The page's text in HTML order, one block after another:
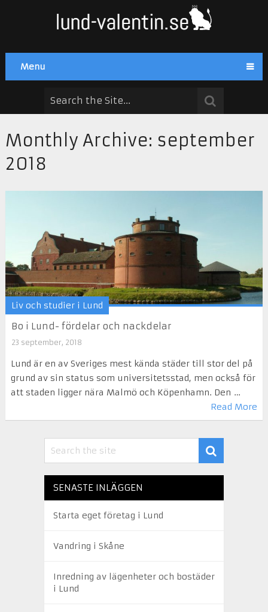
Menu
Monthly Archive: september
2018
Liv och studier i Lund
Bo i Lund- fördelar och nackdelar
23 september, 2018
Lund är en av Sveriges mest kända städer till stor del på
grund av sin status som universitetsstad, men också för
att staden ligger nära Malmö och Köpenhamn. Den …
Read More
SENASTE INLÄGGEN
Starta eget företag i Lund
Vandring i Skåne
Inredning av lägenheter och bostäder
i Lund